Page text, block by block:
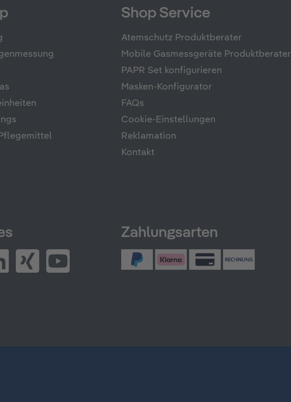
Shop Service
Atemschutz Produktberater
Mobile Gasmessgeräte Produktberater
PAPR Set konfigurieren
Masken-Konfigurator
FAQs
Cookie-Einstellungen
Reklamation
Kontakt
Zahlungsarten